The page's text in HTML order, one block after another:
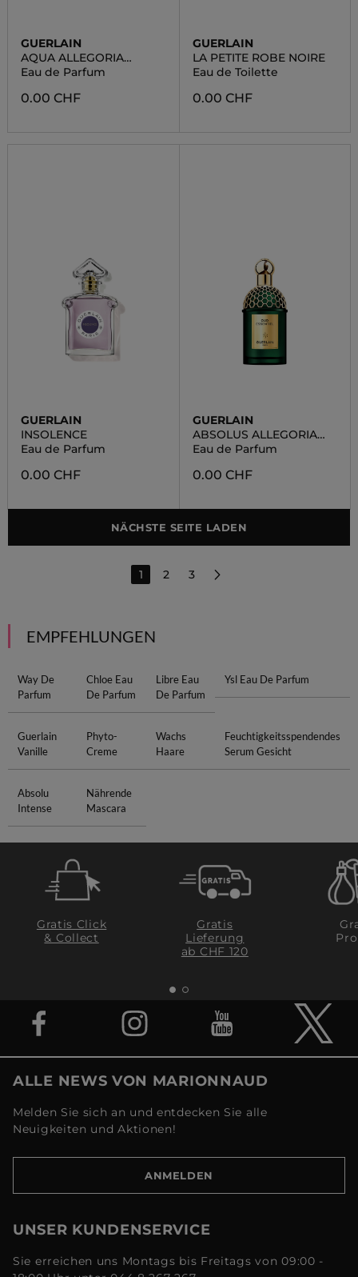
GUERLAIN
AQUA ALLEGORIA
FLORABLOOM
Eau de Parfum
0.00 CHF
GUERLAIN
LA PETITE ROBE NOIRE
Eau de Toilette
0.00 CHF
GUERLAIN
INSOLENCE
Eau de Parfum
0.00 CHF
GUERLAIN
ABSOLUS ALLEGORIA
OUD ESSENTIEL
Eau de Parfum
0.00 CHF
NÄCHSTE SEITE LADEN
1 2 3
EMPFEHLUNGEN
Way De
Parfum
Chloe Eau
De Parfum
Libre Eau
De Parfum
Ysl Eau De Parfum
Guerlain
Vanille
Phyto-
Creme
Wachs
Haare
Feuchtigkeitsspendendes
Serum Gesicht
Absolu
Intense
Nährende
Mascara
Gratis Click
& Collect
Gratis
Lieferung
ab CHF 120
ALLE NEWS VON MARIONNAUD
Melden Sie sich an und entdecken Sie alle
Neuigkeiten und Aktionen!
ANMELDEN
UNSER KUNDENSERVICE
Sie erreichen uns Montags bis Freitags von 09:00 -